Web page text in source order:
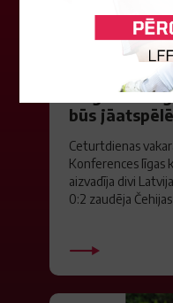
"Riga FC"
būs
Ceturtdienas
Konferences līgas
aizvadīja divi
0:2 zaudēja Čehijas